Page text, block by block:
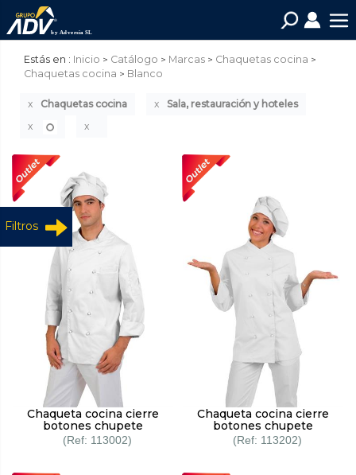
Estás en : Inicio Catálogo Marcas
Chaquetas cocina
Chaquetas cocina
Blanco
Filtros
Chaquetas cocina Sala, restauración y hoteles
Chaqueta cocina cierre
botones chupete
113002
Chaqueta cocina cierre
botones chupete
113202